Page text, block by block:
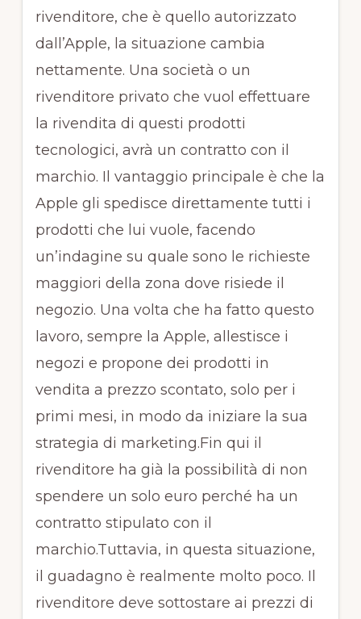
rivenditore, che è quello autorizzato
dall’Apple, la situazione cambia
nettamente. Una società o un
rivenditore privato che vuol effettuare
la rivendita di questi prodotti
tecnologici, avrà un contratto con il
marchio. Il vantaggio principale è che la
Apple gli spedisce direttamente tutti i
prodotti che lui vuole, facendo
un’indagine su quale sono le richieste
maggiori della zona dove risiede il
negozio. Una volta che ha fatto questo
lavoro, sempre la Apple, allestisce i
negozi e propone dei prodotti in
vendita a prezzo scontato, solo per i
primi mesi, in modo da iniziare la sua
strategia di marketing.Fin qui il
rivenditore ha già la possibilità di non
spendere un solo euro perché ha un
contratto stipulato con il
marchio.Tuttavia, in questa situazione,
il guadagno è realmente molto poco. Il
rivenditore deve sottostare ai prezzi di